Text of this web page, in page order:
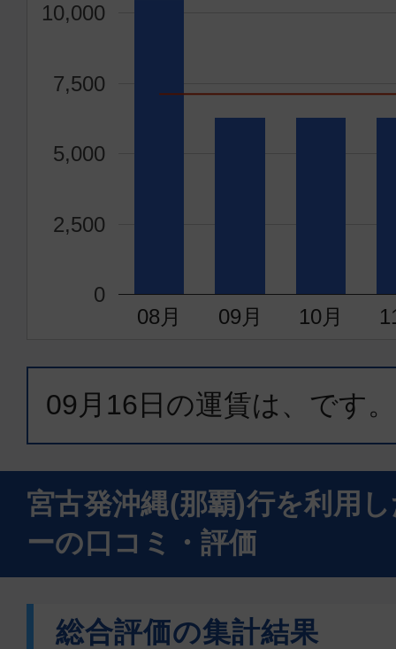
RAC804 20:00
JTA552
普通席
08:50
JTA556
普通席
宮古
10:40
沖縄(
普通席
08月 09月 10月
0
2,500
5,000
7,500
10,000
09月16日 の運賃は、 です。
宮古発沖縄(那覇)行を利用
ーの口コミ・評価
総合評価の集計結果